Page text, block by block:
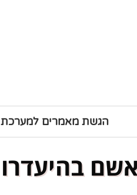
הגשת מאמרים למערכת
בהיעדרו